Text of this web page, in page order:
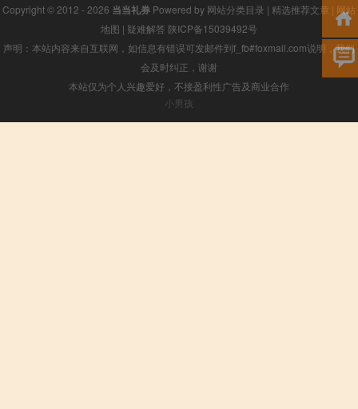
Copyright © 2012 - 2026 当当礼券 Powered by 网站分类目录 | 精选推荐文章 | 网站
地图 | 疑难解答 陕ICP备15039492号
声明：本站内容来自互联网，如信息有错误可发邮件到f_fb#foxmail.com说明，我们
会及时纠正，谢谢
本站仅为个人兴趣爱好，不接盈利性广告及商业合作
小男孩